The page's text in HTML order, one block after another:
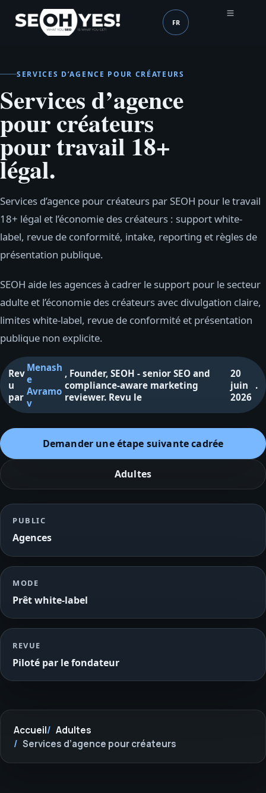
SEOH Langue (mobile
FR
SERVICES D’AGENCE POUR CRÉATEURS
Services d’agence
pour créateurs
pour travail 18+
légal.
Services d’agence pour créateurs par SEOH pour le travail
18+ légal et l’économie des créateurs : support white-
label, revue de conformité, intake, reporting et règles de
présentation publique.
SEOH aide les agences à cadrer le support pour le secteur
adulte et l’économie des créateurs avec divulgation claire,
limites white-label, revue de conformité et présentation
publique non explicite.
Rev
u
par
Menash
e
Avramo
v
, Founder, SEOH - senior SEO and
compliance-aware marketing
reviewer. Revu le
20
juin
2026
.
Demander une étape suivante cadrée
Adultes
PUBLIC
Agences
MODE
Prêt white-label
REVUE
Piloté par le fondateur
Accueil
Adultes
Services d’agence pour créateurs